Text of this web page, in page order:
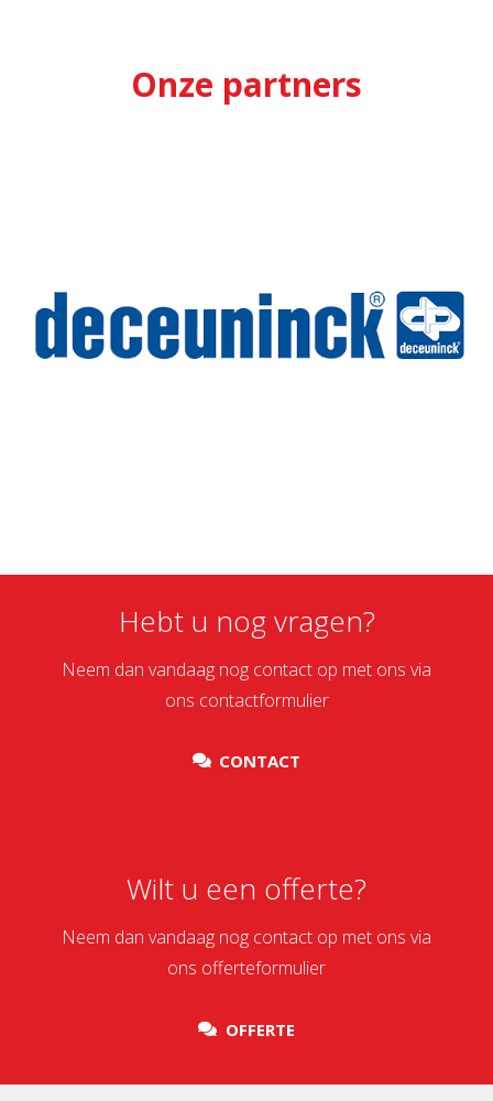
Onze partners
Wilms
Hebt u nog vragen?
Neem dan vandaag nog contact op met ons via
ons contactformulier
CONTACT
Wilt u een offerte?
Neem dan vandaag nog contact op met ons via
ons offerteformulier
OFFERTE